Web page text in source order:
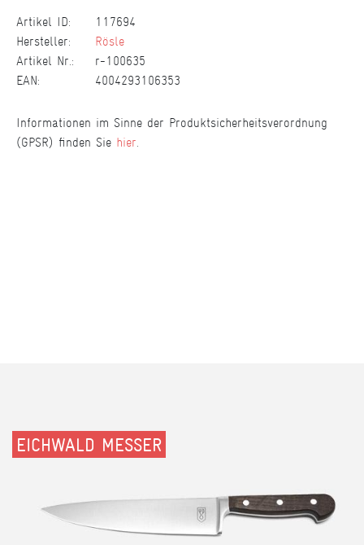
Artikel ID:
117694
Hersteller:
Rösle
Artikel Nr.:
r-100635
EAN:
4004293106353
Informationen im Sinne der Produktsicherheitsverordnung
(GPSR) finden Sie hier.
EICHWALD MESSER